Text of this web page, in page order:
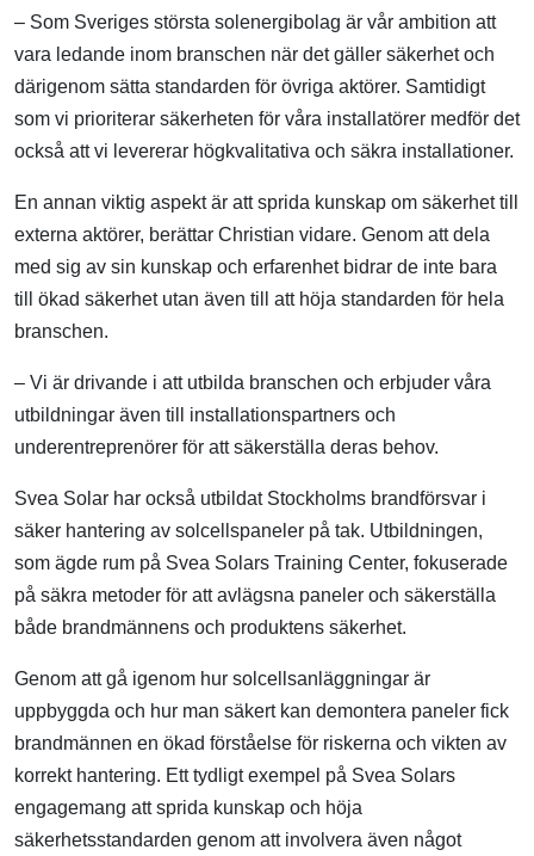
– Som Sveriges största solenergibolag är vår ambition att
vara ledande inom branschen när det gäller säkerhet och
därigenom sätta standarden för övriga aktörer. Samtidigt
som vi prioriterar säkerheten för våra installatörer medför det
också att vi levererar högkvalitativa och säkra installationer.
En annan viktig aspekt är att sprida kunskap om säkerhet till
externa aktörer, berättar Christian vidare. Genom att dela
med sig av sin kunskap och erfarenhet bidrar de inte bara
till ökad säkerhet utan även till att höja standarden för hela
branschen.
– Vi är drivande i att utbilda branschen och erbjuder våra
utbildningar även till installationspartners och
underentreprenörer för att säkerställa deras behov.
Svea Solar har också utbildat Stockholms brandförsvar i
säker hantering av solcellspaneler på tak. Utbildningen,
som ägde rum på Svea Solars Training Center, fokuserade
på säkra metoder för att avlägsna paneler och säkerställa
både brandmännens och produktens säkerhet.
Genom att gå igenom hur solcellsanläggningar är
uppbyggda och hur man säkert kan demontera paneler fick
brandmännen en ökad förståelse för riskerna och vikten av
korrekt hantering. Ett tydligt exempel på Svea Solars
engagemang att sprida kunskap och höja
säkerhetsstandarden genom att involvera även något